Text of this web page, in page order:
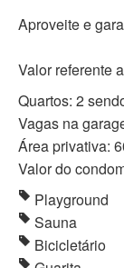
Aproveite e
Valor referente
Quartos: 2
Vagas na
Área privativa:
Valor do
Playground
Sauna
Bicicletário